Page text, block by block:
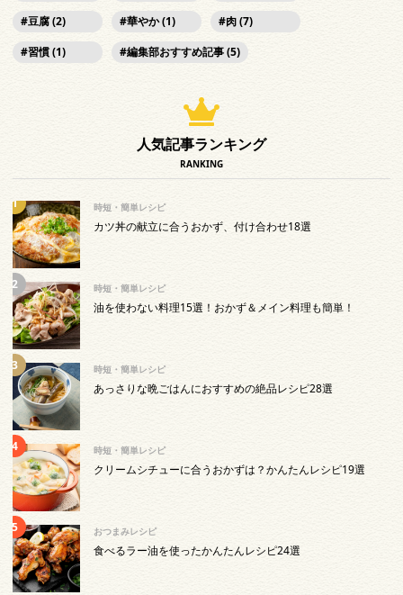
豆腐 (2)
華やか (1)
肉 (7)
習慣 (1)
編集部おすすめ記事 (5)
人気記事ランキング
RANKING
時短・簡単レシピ
カツ丼の献立に合うおかず、付け合わせ18選
時短・簡単レシピ
油を使わない料理15選！おかず＆メイン料理も簡単！
時短・簡単レシピ
あっさりな晩ごはんにおすすめの絶品レシピ28選
時短・簡単レシピ
クリームシチューに合うおかずは？かんたんレシピ19選
おつまみレシピ
食べるラー油を使ったかんたんレシピ24選